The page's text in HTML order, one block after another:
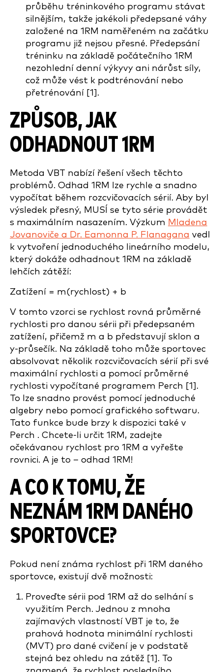
průběhu tréninkového programu stávat
silnějším, takže jakékoli předepsané váhy
založené na 1RM naměřeném na začátku
programu již nejsou přesné. Předepsání
tréninku na základě počátečního 1RM
nezohlední denní výkyvy ani nárůst síly,
což může vést k podtrénování nebo
přetrénování [1].
ZPŮSOB, JAK
ODHADNOUT 1RM
Metoda VBT nabízí řešení všech těchto
problémů. Odhad 1RM lze rychle a snadno
vypočítat během rozcvičovacích sérií. Aby byl
výsledek přesný, MUSÍ se tyto série provádět
s maximálním nasazením. Výzkum Mladena
Jovanoviče a Dr. Eamonna P. Flanagana vedl
k vytvoření jednoduchého lineárního modelu,
který dokáže odhadnout 1RM na základě
lehčích zátěží:
Zatížení = m(rychlost) + b
V tomto vzorci se rychlost rovná průměrné
rychlosti pro danou sérii při předepsaném
zatížení, přičemž m a b představují sklon a
y-průsečík. Na základě toho může sportovec
absolvovat několik rozcvičovacích sérií při své
maximální rychlosti a pomocí průměrné
rychlosti vypočítané programem Perch [1].
To lze snadno provést pomocí jednoduché
algebry nebo pomocí grafického softwaru.
Tato funkce bude brzy k dispozici také v
Perch . Chcete-li určit 1RM, zadejte
očekávanou rychlost pro 1RM a vyřešte
rovnici. A je to – odhad 1RM!
A CO K TOMU, ŽE
NEZNÁM 1RM DANÉHO
SPORTOVCE?
Pokud není známa rychlost při 1RM daného
sportovce, existují dvě možnosti:
Proveďte sérii pod 1RM až do selhání s
využitím Perch. Jednou z mnoha
zajímavých vlastností VBT je to, že
prahová hodnota minimální rychlosti
(MVT) pro dané cvičení je v podstatě
stejná bez ohledu na zátěž [1]. To